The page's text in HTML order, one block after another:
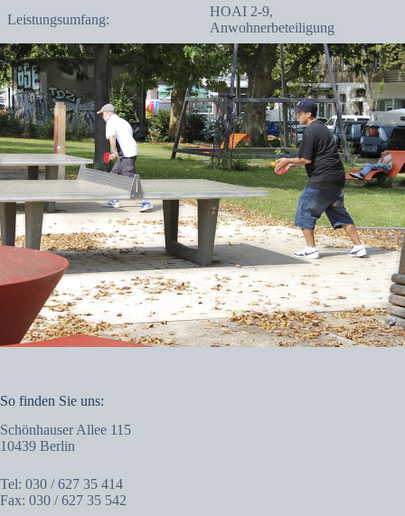
Leistungsumfang:
HOAI 2-9,
Anwohnerbeteiligung
So finden Sie uns:
Schönhauser Allee 115
10439 Berlin
Tel: 030 / 627 35 414
Fax: 030 / 627 35 542